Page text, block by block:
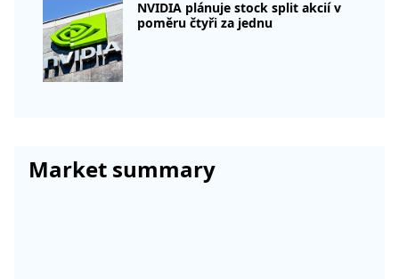
NVIDIA plánuje stock split akcií v
poměru čtyři za jednu
Market summary